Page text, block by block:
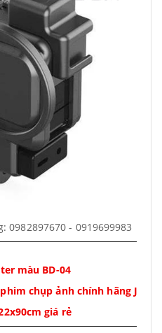
0982897670 - 0919699983
màu BD-04
chụp ảnh chính hãng Jietu
giá rẻ